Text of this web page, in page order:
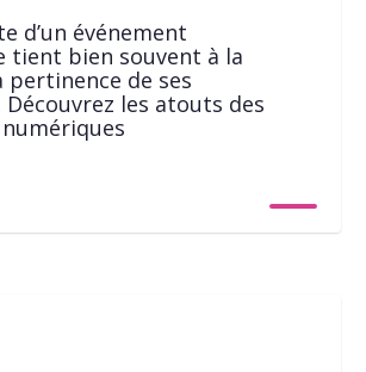
d’un événement
tient bien souvent à la
de ses
les atouts des